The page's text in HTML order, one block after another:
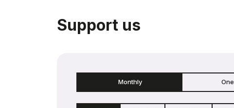
Support us
Monthly